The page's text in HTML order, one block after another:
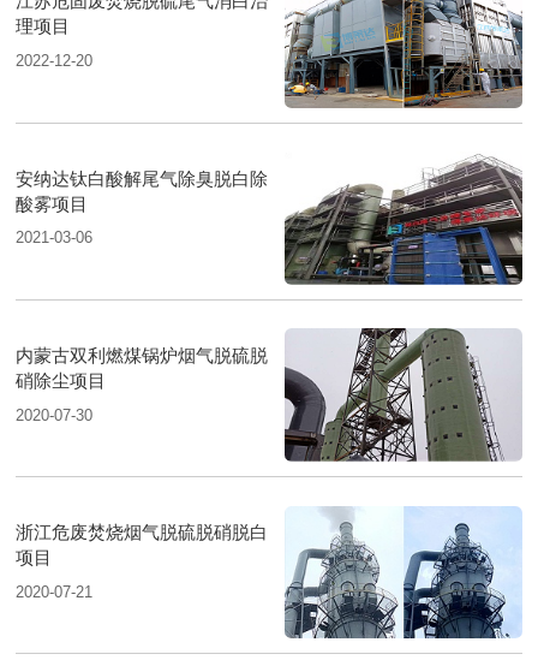
理项目
2022-12-20
安纳达钛白酸解尾气除臭脱白除
酸雾项目
2021-03-06
内蒙古双利燃煤锅炉烟气脱硫脱
硝除尘项目
2020-07-30
浙江危废焚烧烟气脱硫脱硝脱白
项目
2020-07-21